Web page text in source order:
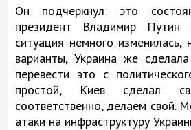
Он подчеркнул: это
президент Владимир
ситуация немного
варианты, Украина же
перевести это с
простой, Киев сделал
соответственно, делаем свой.
атаки на инфраструктуру